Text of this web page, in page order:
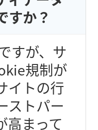
すか？
すが、サ
規制が
イトの行
ストパー
高まって